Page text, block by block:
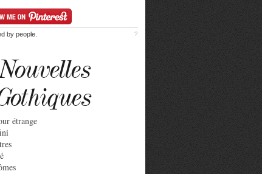
by people. ?
étrange